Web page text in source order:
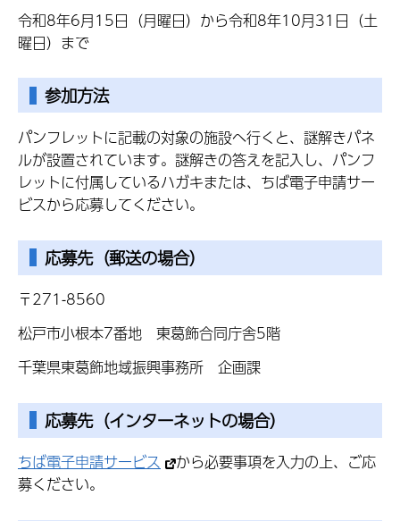
令和8年6月15日（月曜日）から令和8年10月31日（土
曜日）まで
参加方法
パンフレットに記載の対象の施設へ行くと、謎解きパネ
ルが設置されています。謎解きの答えを記入し、パンフ
レットに付属しているハガキまたは、ちば電子申請サー
ビスから応募してください。
応募先（郵送の場合）
〒271-8560
松戸市小根本7番地 東葛飾合同庁舎5階
千葉県東葛飾地域振興事務所 企画課
応募先（インターネットの場合）
ちば電子申請サービス
から必要事項を入力の上、ご応
募ください。